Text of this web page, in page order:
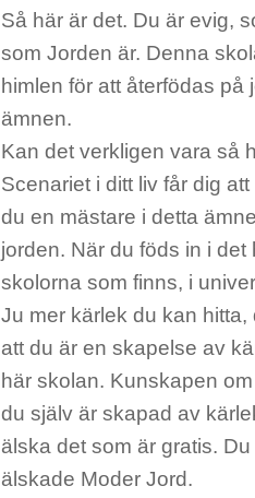
Så här är det. Du är evig,
som Jorden är. Denna
himlen för att återfödas på
ämnen.
Kan det verkligen vara så
Scenariet i ditt liv får dig
du en mästare i detta
jorden. När du föds in i
skolorna som finns, i
Ju mer kärlek du kan
att du är en skapelse av
här skolan. Kunskapen
du själv är skapad av
älska det som är gratis.
älskade Moder Jord.